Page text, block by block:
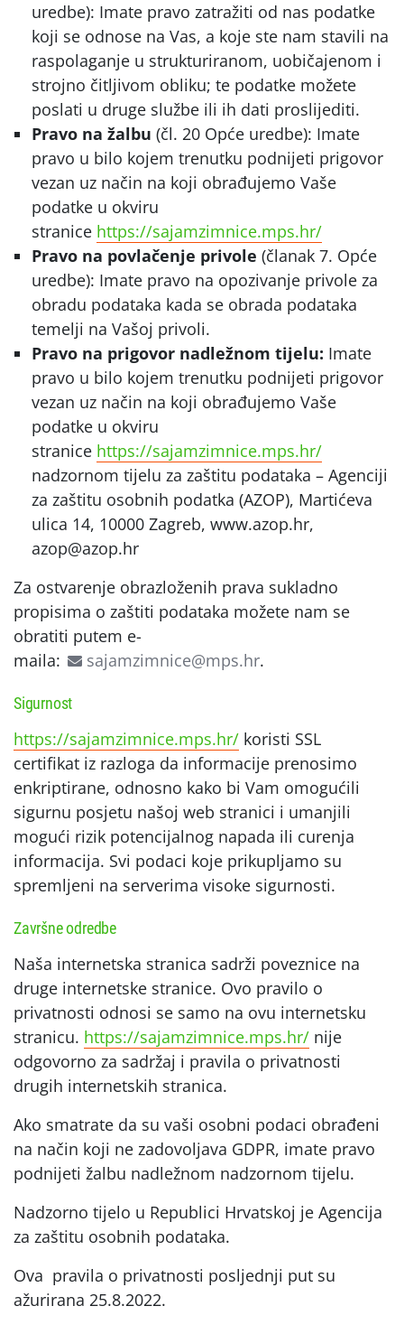
uredbe): Imate pravo zatražiti od nas podatke
koji se odnose na Vas, a koje ste nam stavili na
raspolaganje u strukturiranom, uobičajenom i
strojno čitljivom obliku; te podatke možete
poslati u druge službe ili ih dati proslijediti.
Pravo na žalbu (čl. 20 Opće uredbe): Imate
pravo u bilo kojem trenutku podnijeti prigovor
vezan uz način na koji obrađujemo Vaše
podatke u okviru
stranice https://sajamzimnice.mps.hr/
Pravo na povlačenje privole (članak 7. Opće
uredbe): Imate pravo na opozivanje privole za
obradu podataka kada se obrada podataka
temelji na Vašoj privoli.
Pravo na prigovor nadležnom tijelu: Imate
pravo u bilo kojem trenutku podnijeti prigovor
vezan uz način na koji obrađujemo Vaše
podatke u okviru
stranice https://sajamzimnice.mps.hr/
nadzornom tijelu za zaštitu podataka – Agenciji
za zaštitu osobnih podatka (AZOP), Martićeva
ulica 14, 10000 Zagreb, www.azop.hr,
azop@azop.hr
Za ostvarenje obrazloženih prava sukladno
propisima o zaštiti podataka možete nam se
obratiti putem e-
maila:
sajamzimnice@mps.hr.
Sigurnost
https://sajamzimnice.mps.hr/ koristi SSL
certifikat iz razloga da informacije prenosimo
enkriptirane, odnosno kako bi Vam omogućili
sigurnu posjetu našoj web stranici i umanjili
mogući rizik potencijalnog napada ili curenja
informacija. Svi podaci koje prikupljamo su
spremljeni na serverima visoke sigurnosti.
Završne odredbe
Naša internetska stranica sadrži poveznice na
druge internetske stranice. Ovo pravilo o
privatnosti odnosi se samo na ovu internetsku
stranicu. https://sajamzimnice.mps.hr/ nije
odgovorno za sadržaj i pravila o privatnosti
drugih internetskih stranica.
Ako smatrate da su vaši osobni podaci obrađeni
na način koji ne zadovoljava GDPR, imate pravo
podnijeti žalbu nadležnom nadzornom tijelu.
Nadzorno tijelo u Republici Hrvatskoj je Agencija
za zaštitu osobnih podataka.
Ova pravila o privatnosti posljednji put su
ažurirana 25.8.2022.